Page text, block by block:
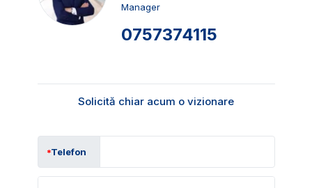
Manager
0757374115
Solicită chiar acum o vizionare
Telefon